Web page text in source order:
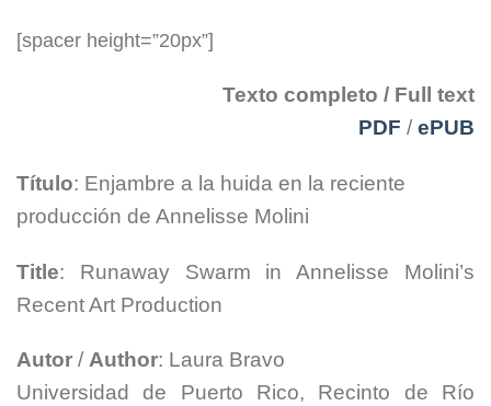
[spacer height=”20px”]
Texto completo / Full text
PDF / ePUB
Título: Enjambre a la huida en la reciente
producción de Annelisse Molini
Title: Runaway Swarm in Annelisse Molini’s
Recent Art Production
Autor / Author: Laura Bravo
Universidad de Puerto Rico, Recinto de Río